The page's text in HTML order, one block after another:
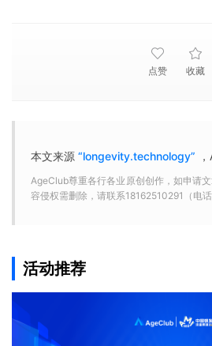
点赞 收藏
本文来源 “longevity.technology”
AgeClub尊重各行各业原创创作，如申请
容侵权需删除，请联系18162510291（电话
活动推荐